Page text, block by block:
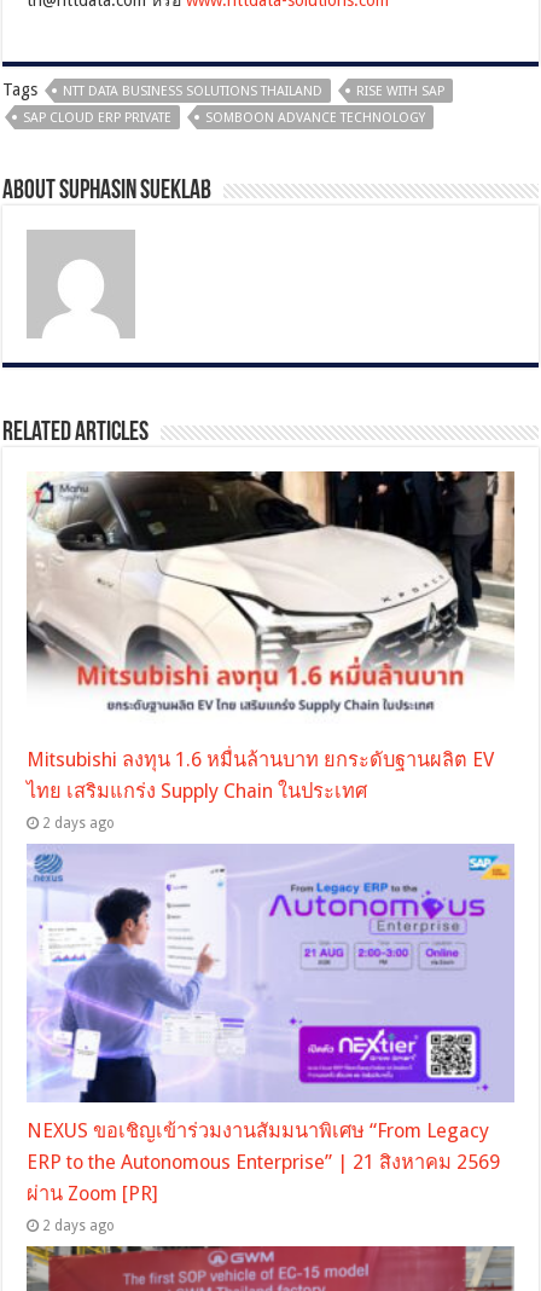
Tags NTT DATA BUSINESS SOLUTIONS THAILAND
RISE WITH SAP
SAP CLOUD ERP PRIVATE
SOMBOON ADVANCE TECHNOLOGY
About Suphasin Sueklab
Related Articles
Mitsubishi ลงทุน 1.6 หมื่นล้านบาท ยกระดับฐานผลิต EV
ไทย เสริมแกร่ง Supply Chain ในประเทศ
2 days ago
NEXUS ขอเชิญเข้าร่วมงานสัมมนาพิเศษ “From Legacy
ERP to the Autonomous Enterprise” | 21 สิงหาคม 2569
ผ่าน Zoom [PR]
2 days ago